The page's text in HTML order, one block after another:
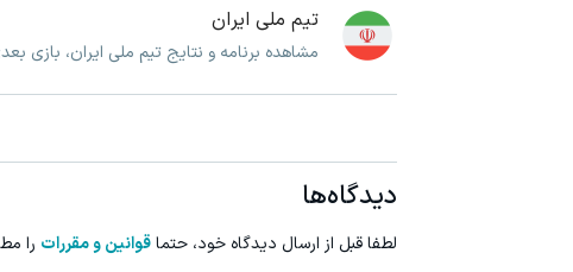
تیم ملی ایران
مشاهده برنامه و نتایج تیم ملی ایران، بازی
دیدگاه‌ها
لطفا قبل از ارسال دیدگاه خود، حتماقوانین و مقررات را